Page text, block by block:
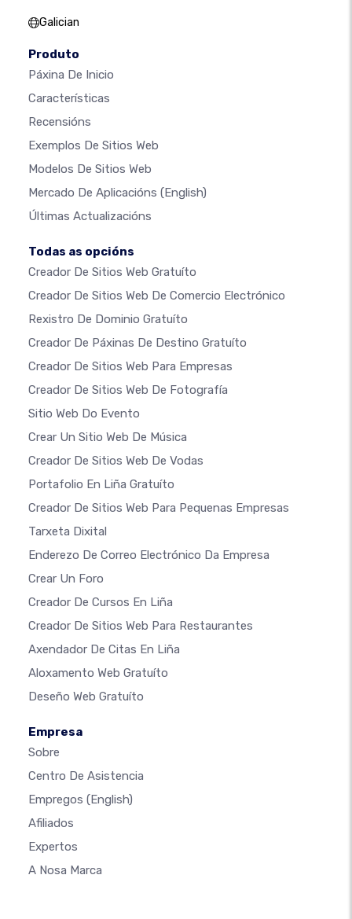
Galician
Produto
Páxina De Inicio
Características
Recensións
Exemplos De Sitios Web
Modelos De Sitios Web
Mercado De Aplicacións (English)
Últimas Actualizacións
Todas as opcións
Creador De Sitios Web Gratuíto
Creador De Sitios Web De Comercio Electrónico
Rexistro De Dominio Gratuíto
Creador De Páxinas De Destino Gratuíto
Creador De Sitios Web Para Empresas
Creador De Sitios Web De Fotografía
Sitio Web Do Evento
Crear Un Sitio Web De Música
Creador De Sitios Web De Vodas
Portafolio En Liña Gratuíto
Creador De Sitios Web Para Pequenas Empresas
Tarxeta Dixital
Enderezo De Correo Electrónico Da Empresa
Crear Un Foro
Creador De Cursos En Liña
Creador De Sitios Web Para Restaurantes
Axendador De Citas En Liña
Aloxamento Web Gratuíto
Deseño Web Gratuíto
Empresa
Sobre
Centro De Asistencia
Empregos (English)
Afiliados
Expertos
A Nosa Marca